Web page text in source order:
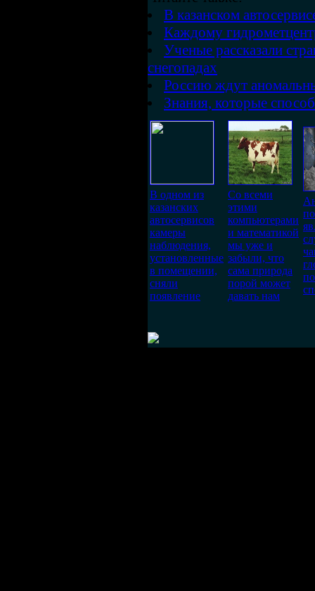
В казанском
Каждому
Ученые рассказали
снегопадах
Россию ждут
Знания, которые
В одном из
казанских
автосервисов
камеры
наблюдения,
установленные
в помещении,
сняли
появление
Со всеми
этими
компьютерами
и математикой
мы уже и
забыли, что
сама природа
порой может
давать нам